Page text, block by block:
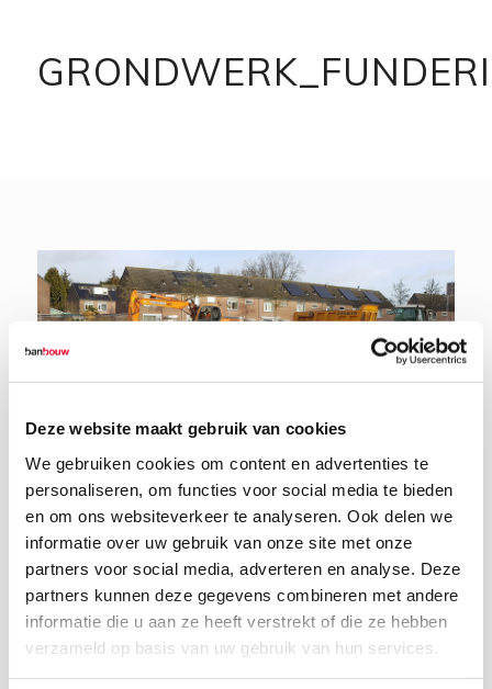
Deze website maakt gebruik van cookies
We gebruiken cookies om content en advertenties te
personaliseren, om functies voor social media te bieden
en om ons websiteverkeer te analyseren. Ook delen we
informatie over uw gebruik van onze site met onze
partners voor social media, adverteren en analyse. Deze
partners kunnen deze gegevens combineren met andere
informatie die u aan ze heeft verstrekt of die ze hebben
verzameld op basis van uw gebruik van hun services.
7 februari 2019